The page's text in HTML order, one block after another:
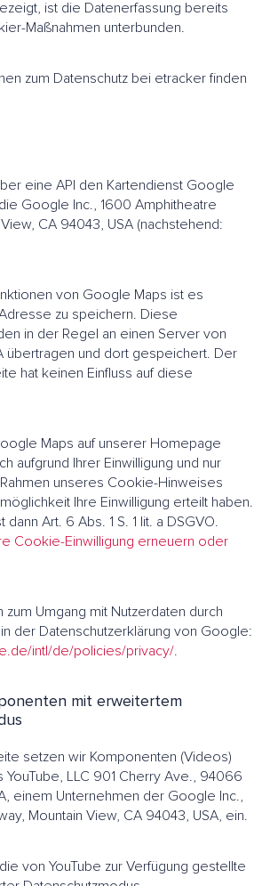
ist die Datenerfassung bereits
Maßnahmen unterbunden.
zum Datenschutz bei etracker finden
eine API den Kartendienst Google
Google Inc., 1600 Amphitheatre
CA 94043, USA (nachstehend:
von Google Maps ist es
zu speichern. Diese
in der Regel an einen Server von
übertragen und dort gespeichert. Der
hat keinen Einfluss auf diese
Maps auf unserer Homepage
aufgrund Ihrer Einwilligung und nur
unseres Cookie-Hinweises
Ihre Einwilligung erteilt haben.
Art. 6 Abs. 1 S. 1 lit. a DSGVO.
Cookie-Einwilligung erneuern oder
zum Umgang mit Nutzerdaten durch
der Datenschutzerklärung von Google:
intl/de/policies/privacy/.
mit erweitertem
setzen wir Komponenten (Videos)
LLC 901 Cherry Ave., 94066
einem Unternehmen der Google Inc.,
Mountain View, CA 94043, USA, ein.
von YouTube zur Verfügung gestellte